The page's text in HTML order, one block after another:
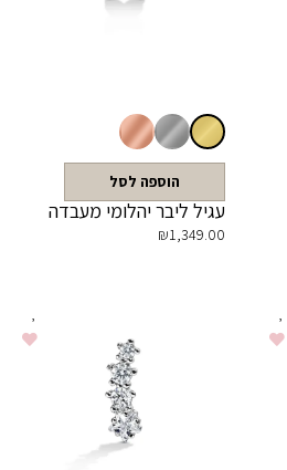
הוספה לסל
עגיל ליבר יהלומי מעבדה
₪1,349.00